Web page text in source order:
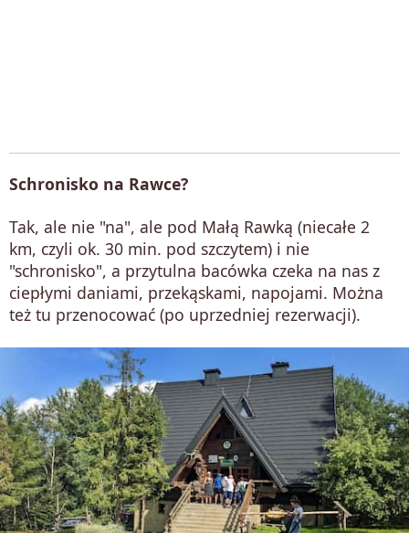
Schronisko na Rawce?
Tak, ale nie "na", ale pod Małą Rawką (niecałe 2
km, czyli ok. 30 min. pod szczytem) i nie
"schronisko", a przytulna bacówka czeka na nas z
ciepłymi daniami, przekąskami, napojami. Można
też tu przenocować (po uprzedniej rezerwacji).